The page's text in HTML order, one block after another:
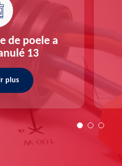
de poele a
13
plus